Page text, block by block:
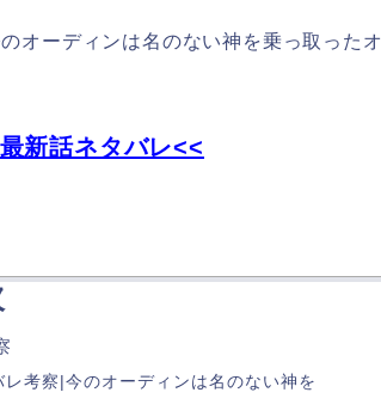
オーディンは名のない神を乗っ取ったオ
新話ネタバレ<<
考察|今のオーディンは名のない神を